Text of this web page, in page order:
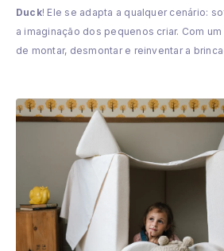
Duck! Ele se adapta a qualquer cenário:
a imaginação dos pequenos criar. Com
de montar, desmontar e reinventar a